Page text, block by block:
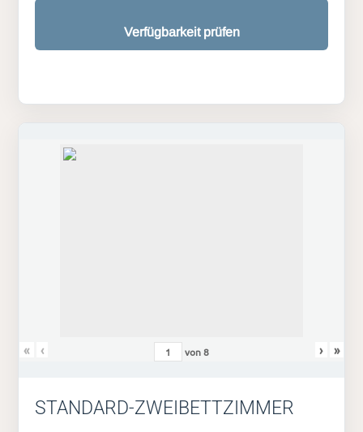
Verfügbarkeit prüfen
« ‹ von8 › »
STANDARD-ZWEIBETTZIMMER